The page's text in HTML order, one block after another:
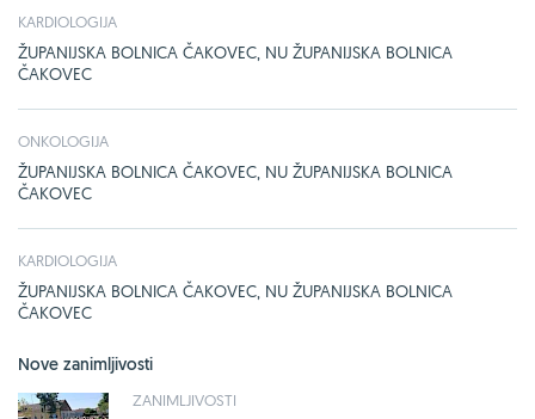
KARDIOLOGIJA
ŽUPANIJSKA BOLNICA ČAKOVEC, NU ŽUPANIJSKA BOLNICA
ČAKOVEC
ONKOLOGIJA
ŽUPANIJSKA BOLNICA ČAKOVEC, NU ŽUPANIJSKA BOLNICA
ČAKOVEC
KARDIOLOGIJA
ŽUPANIJSKA BOLNICA ČAKOVEC, NU ŽUPANIJSKA BOLNICA
ČAKOVEC
Nove zanimljivosti
ZANIMLJIVOSTI